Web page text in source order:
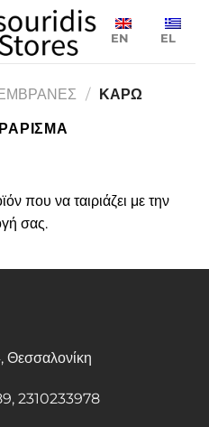
EN EL
/ ΚΑΡΩ
που να ταιριάζει με την
σας.
2310233978